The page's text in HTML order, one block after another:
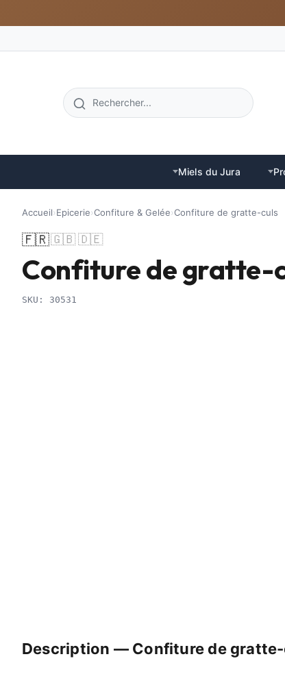
Miels du Jura
Accueil›Epicerie›Confiture & Gelée›Confiture de gratte-culs
🇫🇷🇬🇧🇩🇪
Confiture de gratte-
SKU: 30531
Description — Confiture de